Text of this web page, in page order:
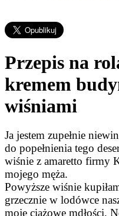
Przepis na
kremem
wiśniami
Ja jestem zupełnie
do popełnienia tego
wiśnie z amaretto firmy
mojego męża.
Powyższe wiśnie
grzecznie w lodówce
moje ciążowe mdłości.